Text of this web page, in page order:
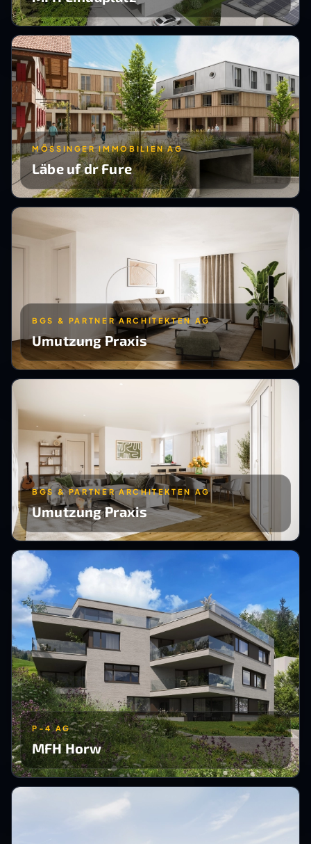
MÖSSINGER IMMOBILIEN AG
Läbe uf dr Fure
BGS & PARTNER ARCHITEKTEN AG
Umutzung Praxis
BGS & PARTNER ARCHITEKTEN AG
Umutzung Praxis
P-4 AG
MFH Horw